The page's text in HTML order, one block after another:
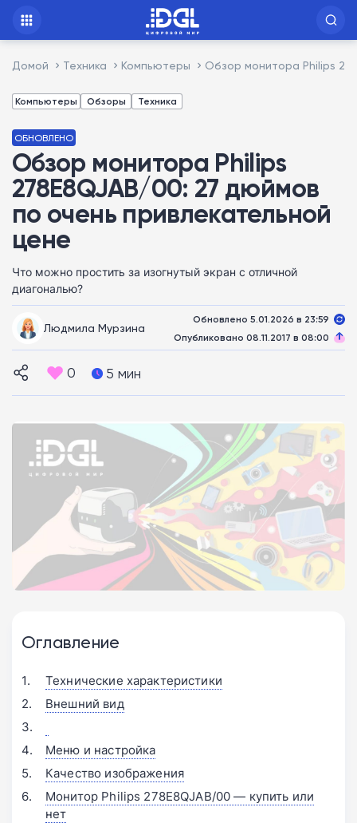
Домой Техника Компьютеры Обзор монитора Philips
Компьютеры Обзоры Техника
ОБНОВЛЕНО
Обзор монитора Philips
278E8QJAB/00: 27 дюймов
по очень привлекательной
цене
Что можно простить за изогнутый экран с отличной
диагональю?
Людмила Мурзина
Обновлено 5.01.2026 в 23:59
Опубликовано 08.11.2017 в 08:00
0 5 мин
Оглавление
Технические характеристики
Внешний вид
Меню и настройка
Качество изображения
Монитор Philips 278E8QJAB/00 — купить или
нет